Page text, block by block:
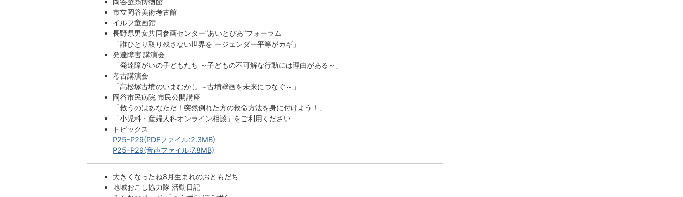
市立岡谷美術考古館
イルフ童画館
長野県男女共同参画センター”あいとぴあ”フォーラム
「誰ひとり取り残さない世界を ージェンダー平等がカギ」
発達障害 講演会
「発達障がいの子どもたち ～子どもの不可解な行動には理由がある～」
考古講演会
「高松塚古墳のいまむかし ～古墳壁画を未来につなぐ～」
岡谷市民病院 市民公開講座
「救うのはあなただ！突然倒れた方の救命方法を身に付けよう！」
「小児科・産婦人科オンライン相談」をご利用ください
トピックス
P25-P29(PDFファイル:2.3MB)
P25-P29(音声ファイル:7.8MB)
大きくなったね8月生まれのおともだち
地域おこし協力隊 活動日記